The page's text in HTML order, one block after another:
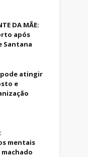
DA MÃE:
após
Santana
pode atingir
e
mentais